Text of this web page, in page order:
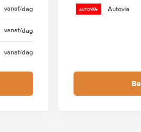
vanaf/dag
vanaf/dag
vanaf/dag
Autovia